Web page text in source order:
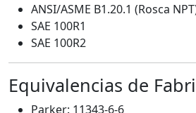
ANSI/ASME B1.20.1 (Rosca
SAE 100R1
SAE 100R2
Equivalencias de
Parker: 11343-6-6